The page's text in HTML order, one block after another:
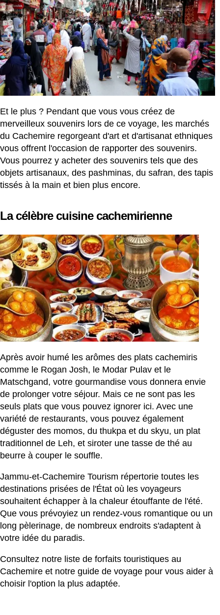
Et le plus ? Pendant que vous vous créez de
merveilleux souvenirs lors de ce voyage, les marchés
du Cachemire regorgeant d'art et d'artisanat ethniques
vous offrent l'occasion de rapporter des souvenirs.
Vous pourrez y acheter des souvenirs tels que des
objets artisanaux, des pashminas, du safran, des tapis
tissés à la main et bien plus encore.
La célèbre cuisine cachemirienne
Après avoir humé les arômes des plats cachemiris
comme le Rogan Josh, le Modar Pulav et le
Matschgand, votre gourmandise vous donnera envie
de prolonger votre séjour. Mais ce ne sont pas les
seuls plats que vous pouvez ignorer ici. Avec une
variété de restaurants, vous pouvez également
déguster des momos, du thukpa et du skyu, un plat
traditionnel de Leh, et siroter une tasse de thé au
beurre à couper le souffle.
Jammu-et-Cachemire Tourism répertorie toutes les
destinations prisées de l'État où les voyageurs
souhaitent échapper à la chaleur étouffante de l'été.
Que vous prévoyiez un rendez-vous romantique ou un
long pèlerinage, de nombreux endroits s'adaptent à
votre idée du paradis.
Consultez notre liste de forfaits touristiques au
Cachemire et notre guide de voyage pour vous aider à
choisir l'option la plus adaptée.